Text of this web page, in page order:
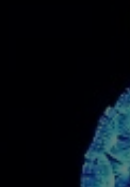
Круглый фланец 165*4мм